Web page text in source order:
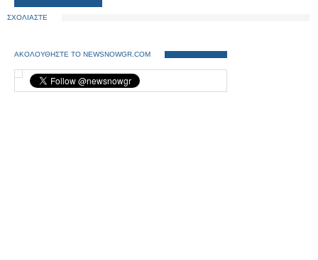
ΣΧΟΛΙΑΣΤΕ
ΑΚΟΛΟΥΘΗΣΤΕ ΤΟ NEWSNOWGR.COM